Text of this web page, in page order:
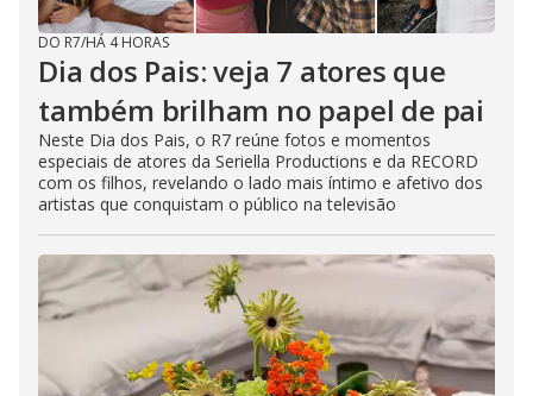
DO R7/HÁ 4 HORAS
Dia dos Pais: veja 7 atores que
também brilham no papel de pai
Neste Dia dos Pais, o R7 reúne fotos e momentos
especiais de atores da Seriella Productions e da RECORD
com os filhos, revelando o lado mais íntimo e afetivo dos
artistas que conquistam o público na televisão